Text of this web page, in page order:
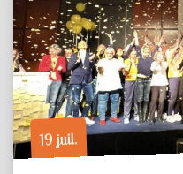
19 juil.